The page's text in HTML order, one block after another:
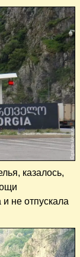
казалось,
не отпускала